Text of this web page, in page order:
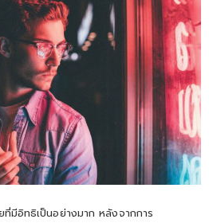
มีอิทธิเป็นอย่างมาก หลังจากการ